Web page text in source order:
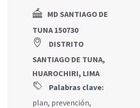
MD SANTIAGO DE
TUNA 150730
DISTRITO
SANTIAGO DE TUNA,
HUAROCHIRI, LIMA
Palabras clave:
plan, prevención,